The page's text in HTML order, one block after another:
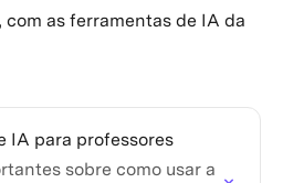
com as ferramentas de IA da
IA para professores
sobre como usar a